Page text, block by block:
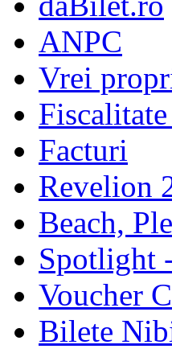
ANPC
Vrei
Facturi
Revelion
Beach,
Spotlight
Voucher
Bilete